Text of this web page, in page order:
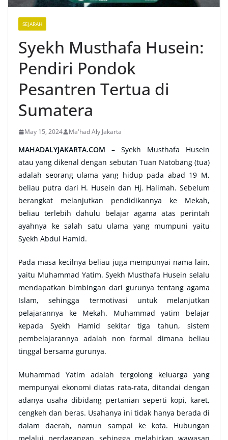
SEJARAH
Syekh Musthafa Husein:
Pendiri Pondok
Pesantren Tertua di
Sumatera
May 15, 2024 Ma'had Aly Jakarta
MAHADALYJAKARTA.COM – Syekh Musthafa Husein
atau yang dikenal dengan sebutan Tuan Natobang (tua)
adalah seorang ulama yang hidup pada abad 19 M,
beliau putra dari H. Husein dan Hj. Halimah. Sebelum
berangkat melanjutkan pendidikannya ke Mekah,
beliau terlebih dahulu belajar agama atas perintah
ayahnya ke salah satu ulama yang mumpuni yaitu
Syekh Abdul Hamid.
Pada masa kecilnya beliau juga mempunyai nama lain,
yaitu Muhammad Yatim. Syekh Musthafa Husein selalu
mendapatkan bimbingan dari gurunya tentang agama
Islam, sehingga termotivasi untuk melanjutkan
pelajarannya ke Mekah. Muhammad yatim belajar
kepada Syekh Hamid sekitar tiga tahun, sistem
pembelajarannya adalah non formal dimana beliau
tinggal bersama gurunya.
Muhammad Yatim adalah tergolong keluarga yang
mempunyai ekonomi diatas rata-rata, ditandai dengan
adanya usaha dibidang pertanian seperti kopi, karet,
cengkeh dan beras. Usahanya ini tidak hanya berada di
dalam daerah, namun sampai ke kota. Hubungan